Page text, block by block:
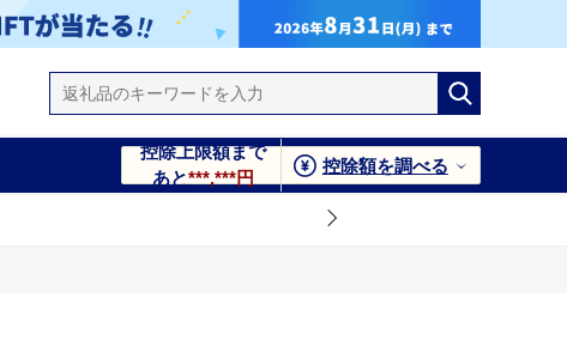
控除上限額まで
あと***,***円
控除額を調べる